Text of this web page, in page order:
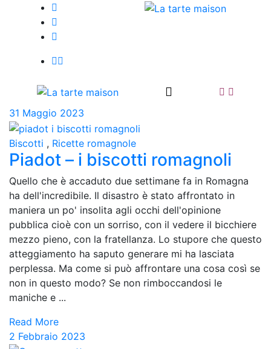
31 Maggio 2023
Biscotti , Ricette romagnole
Piadot – i biscotti romagnoli
Quello che è accaduto due settimane fa in Romagna
ha dell'incredibile. Il disastro è stato affrontato in
maniera un po' insolita agli occhi dell'opinione
pubblica cioè con un sorriso, con il vedere il bicchiere
mezzo pieno, con la fratellanza. Lo stupore che questo
atteggiamento ha saputo generare mi ha lasciata
perplessa. Ma come si può affrontare una cosa così se
non in questo modo? Se non rimboccandosi le
maniche e ...
Read More
2 Febbraio 2023